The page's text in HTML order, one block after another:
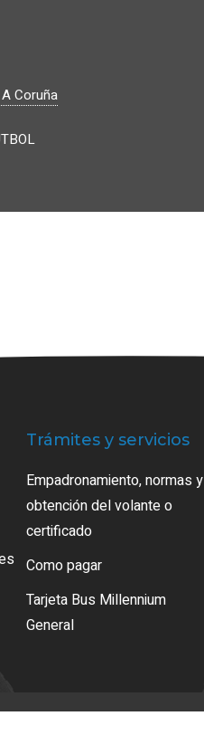
A Coruña
Trámites y servicios
Empadronamiento, normas y
obtención del volante o
certificado
Como pagar
Tarjeta Bus Millennium
General